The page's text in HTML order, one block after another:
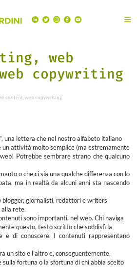
web
copywriting
content, web copywriting
una lettera che nel nostro alfabeto italiano
un’attività molto semplice (ma estremamente
Potrebbe sembrare strano che qualcuno
o che ci sia una qualche differenza con lo
ma in realtà da alcuni anni sta nascendo
blogger, giornalisti, redattori e writers
rete.
sono importanti, nel web. Chi naviga
questo, testo scritto che soddisfi la
e di conoscere. I contenuti rappresentano
un sito e l’altro e, conseguentemente,
sulla fortuna o la sfortuna di chi abbia scelto